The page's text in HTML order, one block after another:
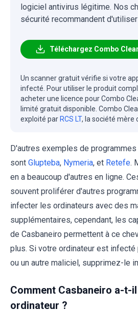
logiciel antivirus légitime. Nos
sécurité recommandent d'utiliser
Téléchargez Combo
Un scanner gratuit vérifie si votre
infecté. Pour utiliser le produit
acheter une licence pour Combo
limité gratuit disponible. Combo
exploité par RCS LT, la société mère
D'autres exemples de
sont Glupteba, Nymeria, et Retefe.
en a beaucoup d'autres en ligne.
souvent proliférer d'autres
infecter les ordinateurs avec des
supplémentaires, cependant, les
de Casbaneiro permettent à ce
plus. Si votre ordinateur est infecté
ou un autre maliciel, supprimez-le
Comment Casbaneiro a-t-
ordinateur ?